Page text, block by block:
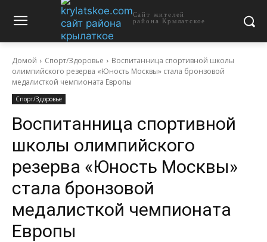
Сайт жителей
района Крылатское
Домой Спорт/Здоровье
Воспитанница спортивной школы
олимпийского резерва «Юность Москвы» стала бронзовой
медалисткой чемпионата Европы
Спорт/Здоровье
Воспитанница спортивной
школы олимпийского
резерва «Юность Москвы»
стала бронзовой
медалисткой чемпионата
Европы